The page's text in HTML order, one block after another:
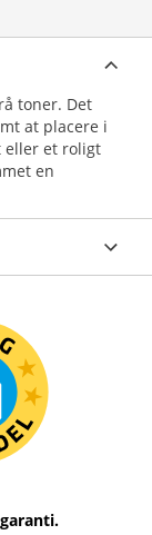
toner. Det
at placere i
eller et roligt
en